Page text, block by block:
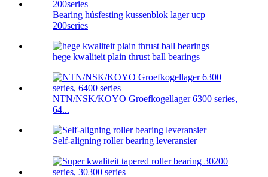
Bearing húsfesting kussenblok lager ucp
200series
hege kwaliteit plain thrust ball bearings
NTN/NSK/KOYO Groefkogellager 6300 series,
64...
Self-aligning roller bearing leveransier